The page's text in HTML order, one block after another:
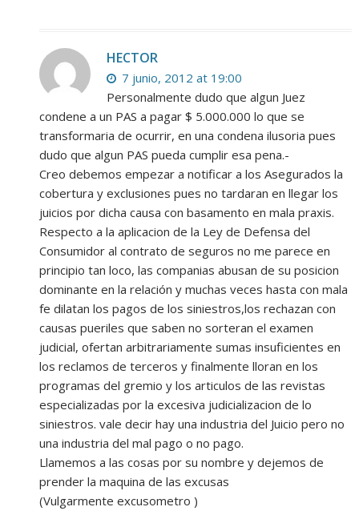
HECTOR
7 junio, 2012 at 19:00
Personalmente dudo que algun Juez
condene a un PAS a pagar $ 5.000.000 lo que se
transformaria de ocurrir, en una condena ilusoria pues
dudo que algun PAS pueda cumplir esa pena.-
Creo debemos empezar a notificar a los Asegurados la
cobertura y exclusiones pues no tardaran en llegar los
juicios por dicha causa con basamento en mala praxis.
Respecto a la aplicacion de la Ley de Defensa del
Consumidor al contrato de seguros no me parece en
principio tan loco, las companias abusan de su posicion
dominante en la relación y muchas veces hasta con mala
fe dilatan los pagos de los siniestros,los rechazan con
causas pueriles que saben no sorteran el examen
judicial, ofertan arbitrariamente sumas insuficientes en
los reclamos de terceros y finalmente lloran en los
programas del gremio y los articulos de las revistas
especializadas por la excesiva judicializacion de lo
siniestros. vale decir hay una industria del Juicio pero no
una industria del mal pago o no pago.
Llamemos a las cosas por su nombre y dejemos de
prender la maquina de las excusas
(Vulgarmente excusometro )